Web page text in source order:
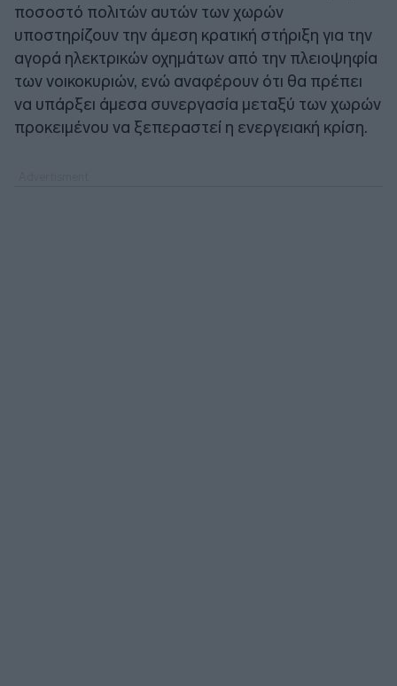
ποσοστό πολιτών αυτών των χωρών
υποστηρίζουν την άμεση κρατική στήριξη για την
αγορά ηλεκτρικών οχημάτων από την πλειοψηφία
των νοικοκυριών, ενώ αναφέρουν ότι θα πρέπει
να υπάρξει άμεσα συνεργασία μεταξύ των χωρών
προκειμένου να ξεπεραστεί η ενεργειακή κρίση.